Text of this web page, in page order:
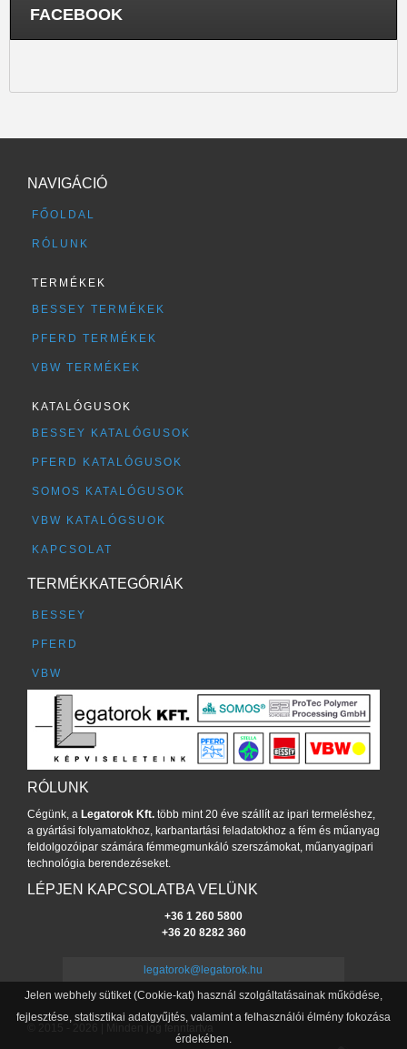
FACEBOOK
NAVIGÁCIÓ
FŐOLDAL
RÓLUNK
TERMÉKEK
BESSEY TERMÉKEK
PFERD TERMÉKEK
VBW TERMÉKEK
KATALÓGUSOK
BESSEY KATALÓGUSOK
PFERD KATALÓGUSOK
SOMOS KATALÓGUSOK
VBW KATALÓGSUOK
KAPCSOLAT
TERMÉKKATEGÓRIÁK
BESSEY
PFERD
VBW
RÓLUNK
Cégünk, a Legatorok Kft. több mint 20 éve szállít az ipari termeléshez,
a gyártási folyamatokhoz, karbantartási feladatokhoz a fém és műanyag
feldolgozóipar számára fémmegmunkáló szerszámokat, műanyagipari
technológia berendezéseket.
LÉPJEN KAPCSOLATBA VELÜNK
+36 1 260 5800
+36 20 8282 360
legatorok@legatorok.hu
Jelen webhely sütiket (Cookie-kat) használ szolgáltatásainak működése,
fejlesztése, statisztikai adatgyűjtés, valamint a felhasználói élmény fokozása
érdekében.